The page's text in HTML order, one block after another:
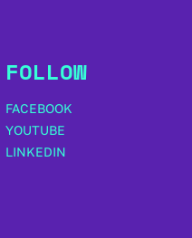
FOLLOW
FACEBOOK
YOUTUBE
LINKEDIN